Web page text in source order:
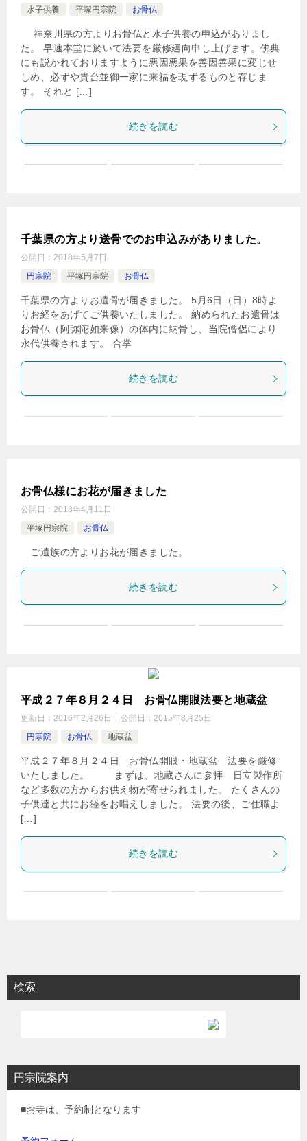
水子供養 平塚円宗院 お骨仏
神奈川県の方よりお骨仏と水子供養の申込がありまし
た。 早速本堂に於いて法要を厳修廻向申し上げます。佛典
にも説かれておりますように悪因悪果を善因善果に変じせ
しめ、必ずや貴台並御一家に来福を現ずるものと存じま
す。 それと […]
続きを読む
千葉県の方より送骨でのお申込みがありました。
公開日： 2018年5月7日
円宗院
平塚円宗院 お骨仏
千葉県の方よりお遺骨が届きました。 5月6日（日）8時よ
りお経をあげてご供養いたしました。 納められたお遺骨は
お骨仏（阿弥陀如来像）の体内に納骨し、当院僧侶により
永代供養されます。 合掌
続きを読む
お骨仏様にお花が届きました
公開日： 2018年4月11日
平塚円宗院
お骨仏
ご遺族の方よりお花が届きました。
続きを読む
平成２７年８月２４日 お骨仏開眼法要と地蔵盆
更新日： 2016年2月26日 公開日： 2015年8月25日
円宗院
お骨仏 地蔵盆
平成２７年８月２４日 お骨仏開眼・地蔵盆 法要を厳修
いたしました。 まずは、地蔵さんに参拝 日立製作所
など多数の方からお供え物が寄せられました。 たくさんの
子供達と共にお経をお唱えしました。 法要の後、ご住職よ
[…]
続きを読む
検索
円宗院案内
■お寺は、予約制となります